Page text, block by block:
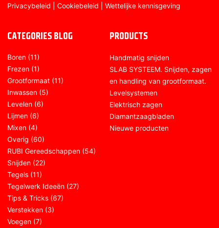
Privacybeleid Cookiebeleid Wettelijke kennisgeving
CATEGORIES BLOG
Boren (11)
Frezen (1)
Grootformaat (11)
Inwassen (5)
Levelen (6)
Lijmen (6)
Mixen (4)
Overig (60)
RUBI Gereedschappen (54)
Snijden (22)
Tegels (11)
Tegelwerk Ideeën (27)
Tips & Tricks (67)
Verstekken (3)
Voegen (7)
PRODUCTS
Handmatig snijden
SLAB SYSTEEM. Snijden, zagen
en handling van grootformaat.
Levelsystemen
Elektrisch zagen
Diamantzaagbladen
Nieuwe producten